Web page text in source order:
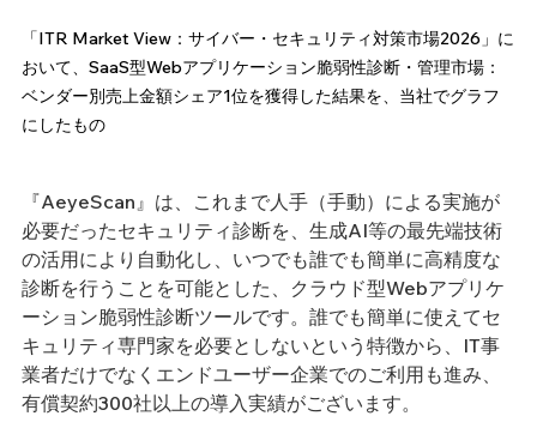
「ITR Market View：サイバー・セキュリティ対策市場2026」に
おいて、SaaS型Webアプリケーション脆弱性診断・管理市場：
ベンダー別売上金額シェア1位を獲得した結果を、当社でグラフ
にしたもの
『AeyeScan』は、これまで人手（手動）による実施が
必要だったセキュリティ診断を、生成AI等の最先端技術
の活用により自動化し、いつでも誰でも簡単に高精度な
診断を行うことを可能とした、クラウド型Webアプリケ
ーション脆弱性診断ツールです。誰でも簡単に使えてセ
キュリティ専門家を必要としないという特徴から、IT事
業者だけでなくエンドユーザー企業でのご利用も進み、
有償契約300社以上の導入実績がございます。